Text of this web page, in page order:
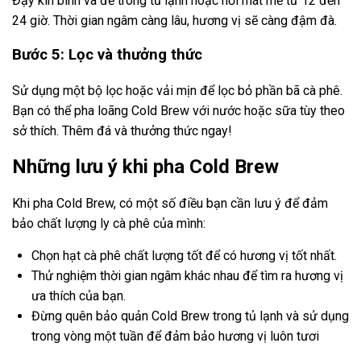
24 giờ. Thời gian ngâm càng lâu, hương vị sẽ càng đậm đà.
Bước 5: Lọc và thưởng thức
Sử dụng một bộ lọc hoặc vải mịn để lọc bỏ phần bã cà phê.
Bạn có thể pha loãng Cold Brew với nước hoặc sữa tùy theo
sở thích. Thêm đá và thưởng thức ngay!
Những lưu ý khi pha Cold Brew
Khi pha Cold Brew, có một số điều bạn cần lưu ý để đảm
bảo chất lượng ly cà phê của mình:
Chọn hạt cà phê chất lượng tốt để có hương vị tốt nhất.
Thử nghiệm thời gian ngâm khác nhau để tìm ra hương vị
ưa thích của bạn.
Đừng quên bảo quản Cold Brew trong tủ lạnh và sử dụng
trong vòng một tuần để đảm bảo hương vị luôn tươi